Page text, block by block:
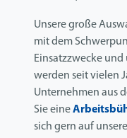
Unsere große
mit dem
Einsatzzwecke
werden seit vielen
Unternehmen aus
Sie eine
sich gern auf